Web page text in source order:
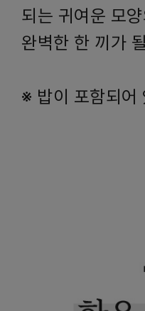
되는 귀여운 모
완벽한 한 끼가
※ 밥이 포함되어